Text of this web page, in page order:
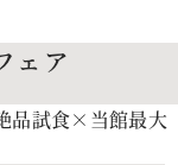
社情報
ェア
品試食×当館最大